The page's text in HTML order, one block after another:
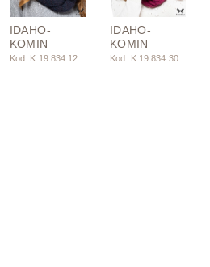
IDAHO-
KOMIN
Kod: K.19.834.12
IDAHO-
KOMIN
Kod: K.19.834.30